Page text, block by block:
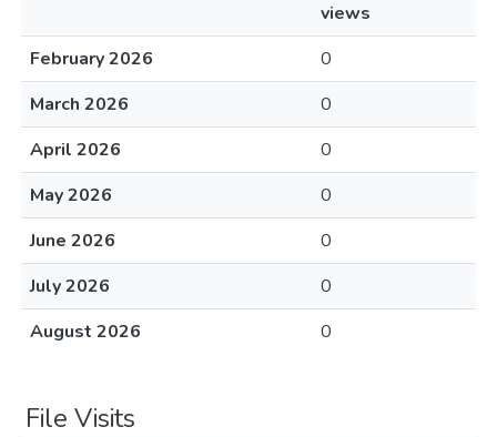
views
February 2026
0
March 2026
0
April 2026
0
May 2026
0
June 2026
0
July 2026
0
August 2026
0
File Visits